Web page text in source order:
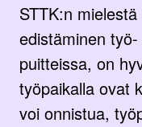
STTK:n
edistäminen
puitteissa, on
työpaikalla ovat
voi onnistua,